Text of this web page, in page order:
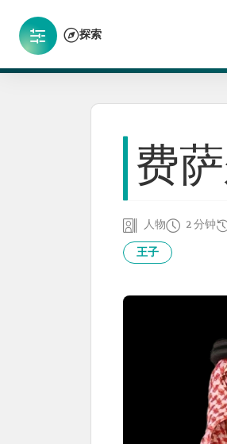
探索
费
人物 2 分钟
王子